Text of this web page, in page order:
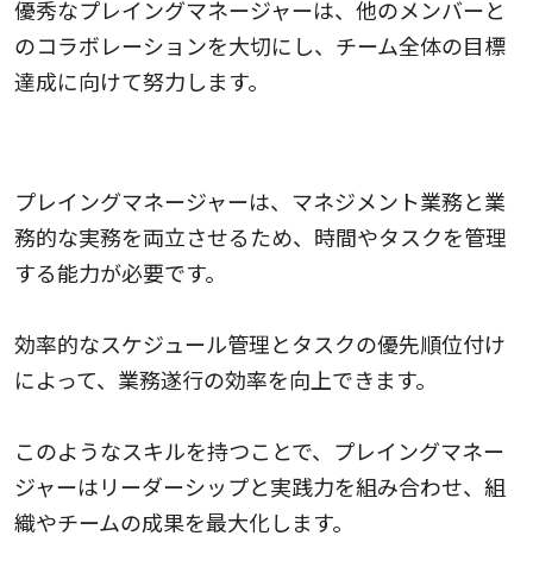
優秀なプレイングマネージャーは、他のメンバーと
のコラボレーションを大切にし、チーム全体の目標
達成に向けて努力します。
プレイングマネージャーは、マネジメント業務と業
務的な実務を両立させるため、時間やタスクを管理
する能力が必要です。
効率的なスケジュール管理とタスクの優先順位付け
によって、業務遂行の効率を向上できます。
このようなスキルを持つことで、プレイングマネー
ジャーはリーダーシップと実践力を組み合わせ、組
織やチームの成果を最大化します。